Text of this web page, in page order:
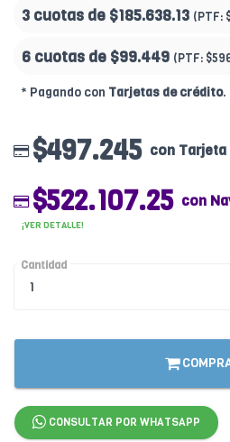
3 cuotas de $185.638.13 (PTF:
6 cuotas de $99.449 (PTF:
* Pagando con Tarjetas de crédito.
$497.245 con Tarjeta
$522.107.25 con
¡VER DETALLE!
Cantidad
CONSULTAR POR WHATSAPP